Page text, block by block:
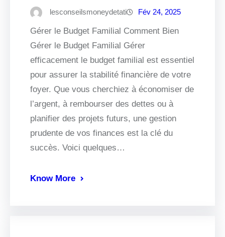
lesconseilsmoneydetati Fév 24, 2025
Gérer le Budget Familial Comment Bien
Gérer le Budget Familial Gérer
efficacement le budget familial est essentiel
pour assurer la stabilité financière de votre
foyer. Que vous cherchiez à économiser de
l’argent, à rembourser des dettes ou à
planifier des projets futurs, une gestion
prudente de vos finances est la clé du
succès. Voici quelques…
Know More